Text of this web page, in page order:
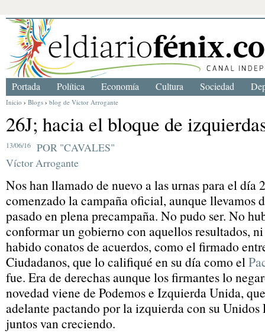
Inicio › Blogs › blog de Victor Arrogante
26J; hacia el bloque de
13/06/16
POR "CAVALES"
Víctor Arrogante
Nos han llamado de nuevo a las urnas para el día
comenzado la campaña oficial, aunque llevamos
pasado en plena precampaña. No pudo ser. No
conformar un gobierno con aquellos resultados,
habido conatos de acuerdos, como el firmado
Ciudadanos, que lo califiqué en su día como el
fue. Era de derechas aunque los firmantes lo
novedad viene de Podemos e Izquierda Unida,
adelante pactando por la izquierda con su Unidos
juntos van creciendo.
Portada Política Economía Cultura Sociedad